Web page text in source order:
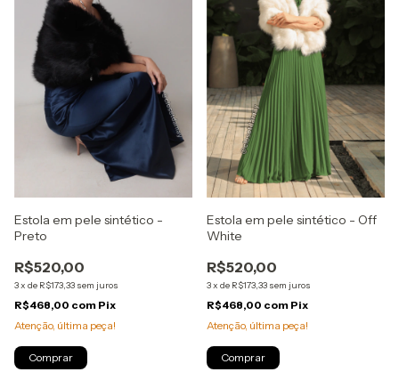
Estola em pele sintético -
Preto
R$520,00
3x de R$173,33 sem juros
R$468,00 com Pix
Atenção, última peça!
Comprar
Estola em pele sintético - Off
White
R$520,00
3x de R$173,33 sem juros
R$468,00 com Pix
Atenção, última peça!
Comprar